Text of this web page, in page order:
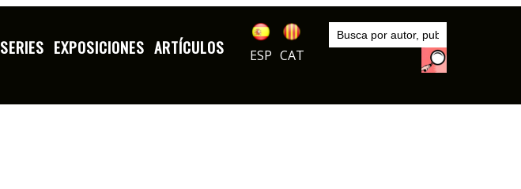
SERIES EXPOSICIONES ARTÍCULOS ESP CAT